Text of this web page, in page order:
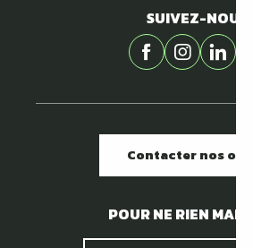
SUIVEZ-NOUS !
Contacter nos
POUR NE RIEN